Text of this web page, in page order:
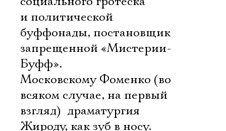
и политической
буффонады, постановщик
запрещенной «Мистерии-
Буфф».
Московскому Фоменко (во
всяком случае, на первый
взгляд)  драматургия
Жироду, как зуб в носу.